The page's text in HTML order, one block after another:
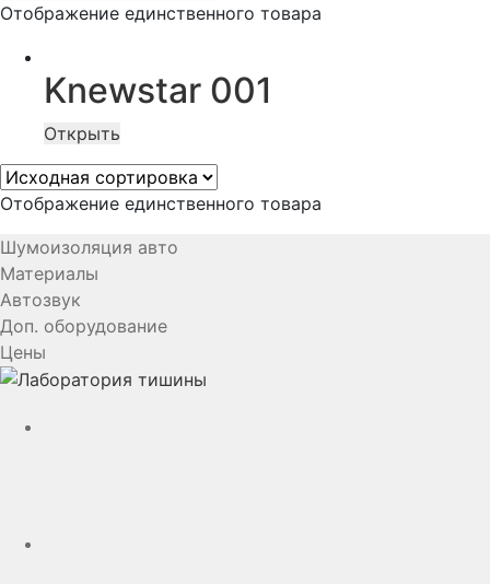
Отображение единственного товара
Knewstar 001
Открыть
Отображение единственного товара
Шумоизоляция авто
Материалы
Автозвук
Доп. оборудование
Цены